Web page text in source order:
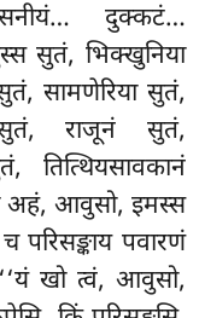
दुक्कटं…
सुतं, भिक्खुनिया
सामणेरिया सुतं,
राजूनं सुतं,
तित्थियसावकानं
अहं, आवुसो, इमस्स
पवारणं
खो त्वं, आवुसो,